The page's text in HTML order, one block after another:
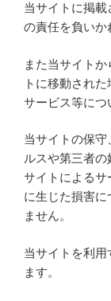
当サイトに掲
の責任を負いか
また当サイト
トに移動され
サービス等につ
当サイトの保守
ルスや第三者
サイトによる
に生じた損害に
ません。
当サイトを利用
ます。